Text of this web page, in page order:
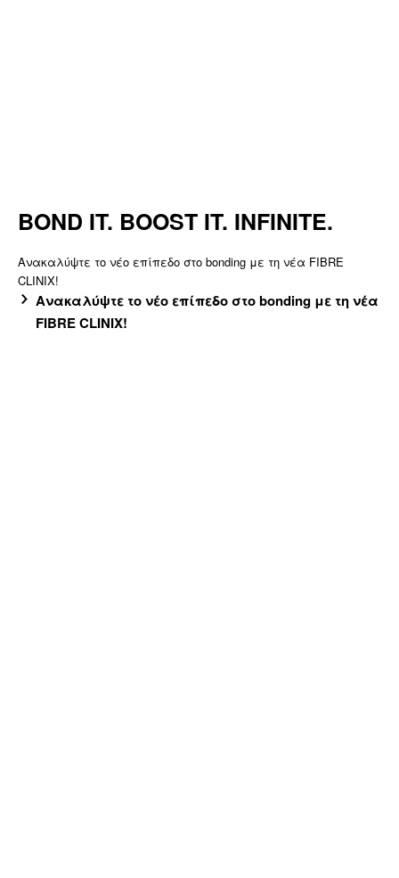
BOND IT. BOOST IT. INFINITE.
Ανακαλύψτε το νέο επίπεδο στο bonding με τη νέα FIBRE
CLINIX!
Ανακαλύψτε το νέο επίπεδο στο bonding με τη νέα
FIBRE CLINIX!